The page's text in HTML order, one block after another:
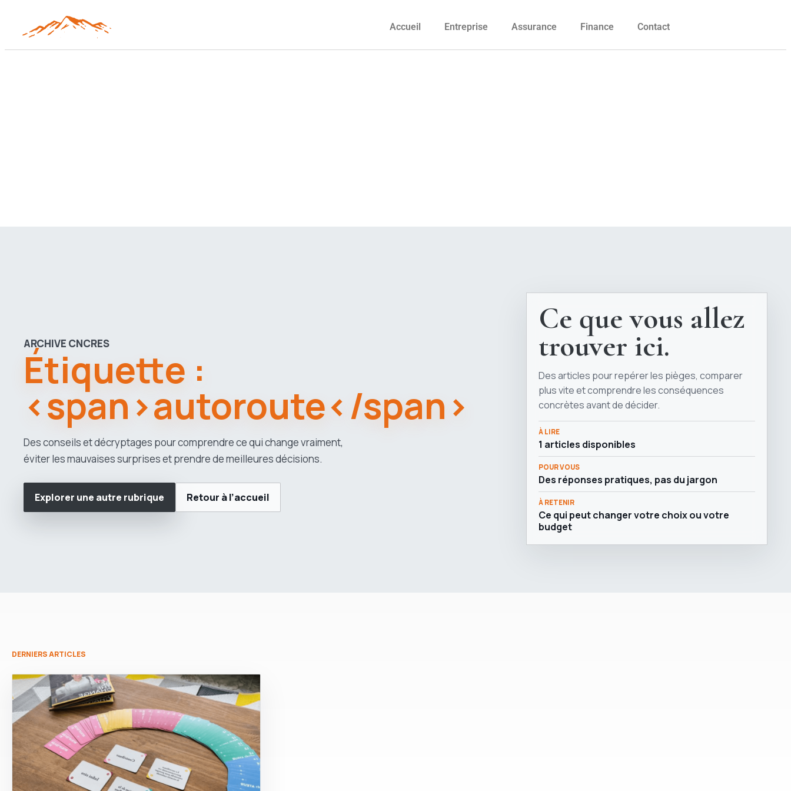
Accueil Entreprise Assurance Finance Contact
ARCHIVE CNCRES
Étiquette :
<span>autoroute</span>
Des conseils et décryptages pour comprendre ce qui change vraiment,
éviter les mauvaises surprises et prendre de meilleures décisions.
Explorer une autre rubrique Retour à l’accueil
Ce que vous allez
trouver ici.
Des articles pour repérer les pièges, comparer
plus vite et comprendre les conséquences
concrètes avant de décider.
À LIRE
1 articles disponibles
POUR VOUS
Des réponses pratiques, pas du jargon
À RETENIR
Ce qui peut changer votre choix ou votre
budget
DERNIERS ARTICLES